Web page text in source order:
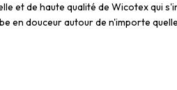
et de haute qualité de Wicotex qui
en douceur autour de n'importe